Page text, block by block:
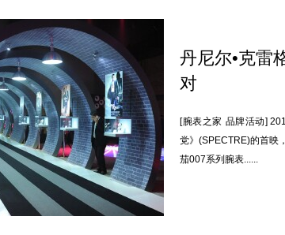
丹尼尔•克雷
对
[腕表之家 品牌活动]
党》(SPECTRE)的首映
茄007系列腕表......